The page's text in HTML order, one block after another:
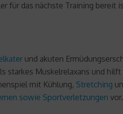
für das nächste Training bereit
und akuten
Muskelrelaxans und
mit Kühlung, Stretching
sowie Sportverletzungen vor.